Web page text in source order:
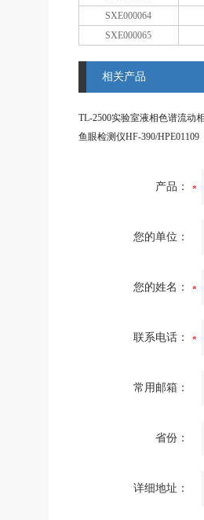
SXE000064
SXE000065
相关产品
TL-2500实验室液相色谱流动
鱼眼检测仪HF-390/HPE01109
产品：
您的单位：
您的姓名：
联系电话：
常用邮箱：
省份：
详细地址：